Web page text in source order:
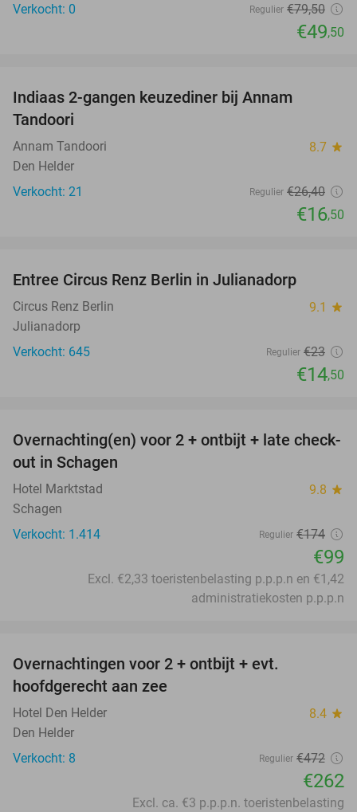
Verkocht: 0
Regulier €79,50
€49,50
Indiaas 2-gangen keuzediner bij Annam
Tandoori
Annam Tandoori 8.7 star
Den Helder
Verkocht: 21
Regulier €26,40
€16,50
Entree Circus Renz Berlin in Julianadorp
Circus Renz Berlin 9.1 star
Julianadorp
Verkocht: 645
Regulier €23
€14,50
43%
Overnachting(en) voor 2 + ontbijt + late check-
out in Schagen
Hotel Marktstad 9.8 star
Schagen
Verkocht: 1.414
Regulier €174
€99
Excl. €2,33 toeristenbelasting p.p.p.n en €1,42
administratiekosten p.p.p.n
Overnachtingen voor 2 + ontbijt + evt.
hoofdgerecht aan zee
Hotel Den Helder 8.4 star
Den Helder
Verkocht: 8
Regulier €472
€262
Excl. ca. €3 p.p.p.n. toeristenbelasting